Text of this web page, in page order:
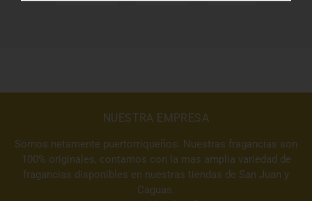
NUESTRA EMPRESA
Somos netamente puertorriqueños. Nuestras fragancias son
100% originales, contamos con la mas amplia variedad de
fragancias disponibles en nuestras tiendas de San Juan y
Caguas.